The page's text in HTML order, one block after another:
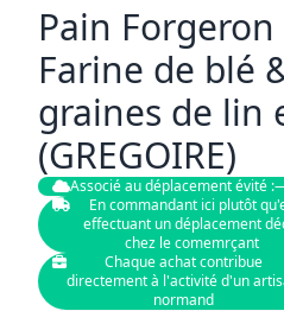
Pain
Farine de blé
graines de lin
(GREGOIRE)
Associé au déplacement évité :
En commandant ici plutôt
effectuant un déplacement
chez le comemrçant
Chaque achat contribue
directement à l'activité d'un
normand